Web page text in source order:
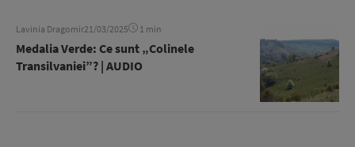
Lavinia Dragomir21/03/2025 1 min
Medalia Verde: Ce sunt „Colinele
Transilvaniei”? | AUDIO